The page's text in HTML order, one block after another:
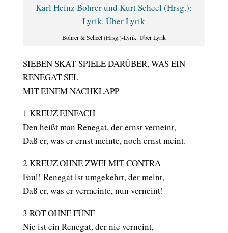
Bohrer & Scheel (Hrsg.)-Lyrik. Über Lyrik
SIEBEN SKAT-SPIELE DARÜBER, WAS EIN
RENEGAT SEI.
MIT EINEM NACHKLAPP
1 KREUZ EINFACH
Den heißt man Renegat, der ernst verneint,
Daß er, was er ernst meinte, noch ernst meint.
2 KREUZ OHNE ZWEI MIT CONTRA
Faul! Renegat ist umgekehrt, der meint,
Daß er, was er vermeinte, nun verneint!
3 ROT OHNE FÜNF
Nie ist ein Renegat, der nie verneint,